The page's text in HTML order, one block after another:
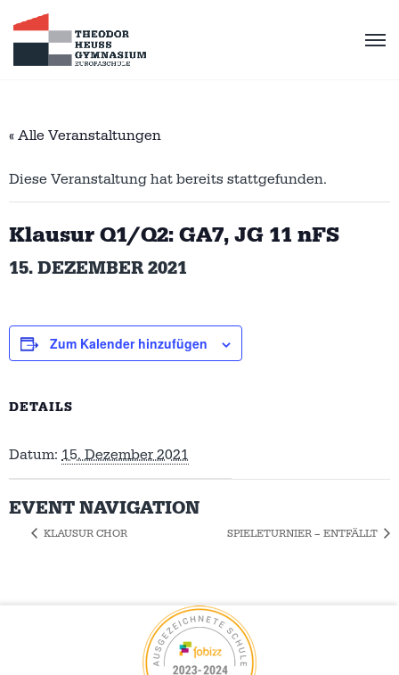
« Alle Veranstaltungen
Diese Veranstaltung hat bereits stattgefunden.
Klausur Q1/Q2: GA7, JG 11 nFS
15. DEZEMBER 2021
Zum Kalender hinzufügen
DETAILS
Datum: 15. Dezember 2021
EVENT NAVIGATION
KLAUSUR CHOR SPIELETURNIER – ENTFÄLLT